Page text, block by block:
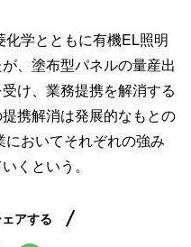
学とともに有機EL照明
、塗布型パネルの量産出
け、業務提携を解消する
携解消は発展的なもとの
おいてそれぞれの強み
くという。
アする